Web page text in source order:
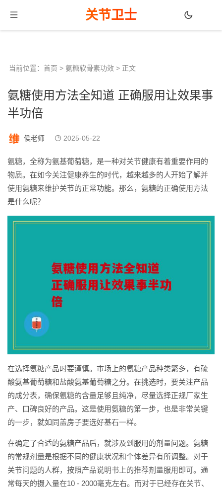
关节卫士
当前位置： 首页 > 氨糖软骨素功效 > 正文
氨糖使用方法全知道 正确服用让效果事
半功倍
侯老师 2025-05-22
氨糖，全称为氨基葡萄糖，是一种对关节健康有着重要作用的
物质。在如今关注健康养生的时代，越来越多的人开始了解并
使用氨糖来维护关节的正常功能。那么，氨糖的正确使用方法
是什么呢？
在选择氨糖产品时要谨慎。市场上的氨糖产品种类繁多，有硫
酸氨基葡萄糖和盐酸氨基葡萄糖之分。在挑选时，要关注产品
的成分表，确保氨糖的含量足够且纯净，尽量选择正规厂家生
产、口碑良好的产品。这是使用氨糖的第一步，也是非常关键
的一步，就如同盖房子要选好基石一样。
在确定了合适的氨糖产品后，就涉及到服用的剂量问题。氨糖
的常规剂量是根据不同的健康状况和个体差异有所调整。对于
关节问题的人群，按照产品说明书上的推荐剂量服用即可。通
常每天的摄入量在10 - 2000毫克左右。而对于已经存在关节、